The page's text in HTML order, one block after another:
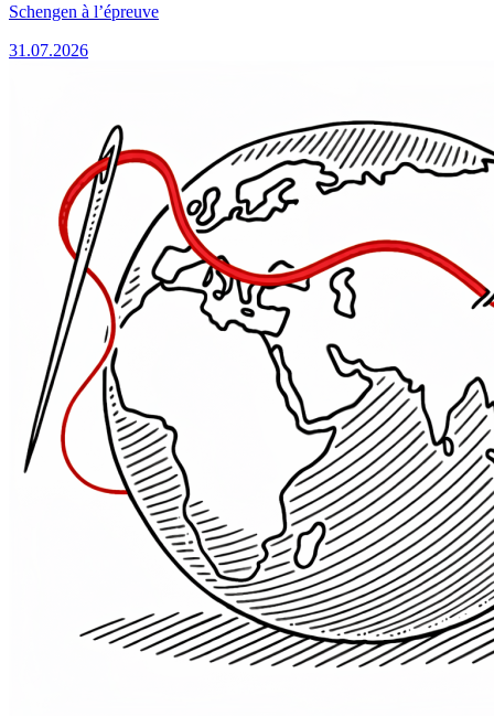
Schengen à l’épreuve
31.07.2026